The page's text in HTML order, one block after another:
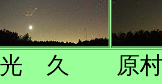
光 久 原村